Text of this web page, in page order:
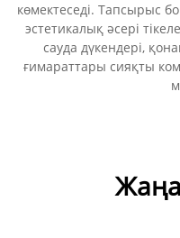
көмектеседі. Тапсырыс
эстетикалық әсері
сауда дүкендері,
ғимараттары сияқты